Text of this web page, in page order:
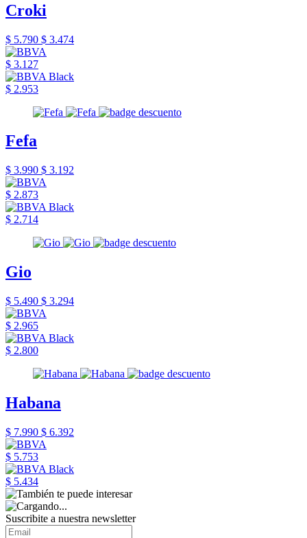
Croki
$ 5.790 $ 3.474
$ 3.127
$ 2.953
Fefa
$ 3.990 $ 3.192
$ 2.873
$ 2.714
Gio
$ 5.490 $ 3.294
$ 2.965
$ 2.800
Habana
$ 7.990 $ 6.392
$ 5.753
$ 5.434
Suscribite a nuestra newsletter